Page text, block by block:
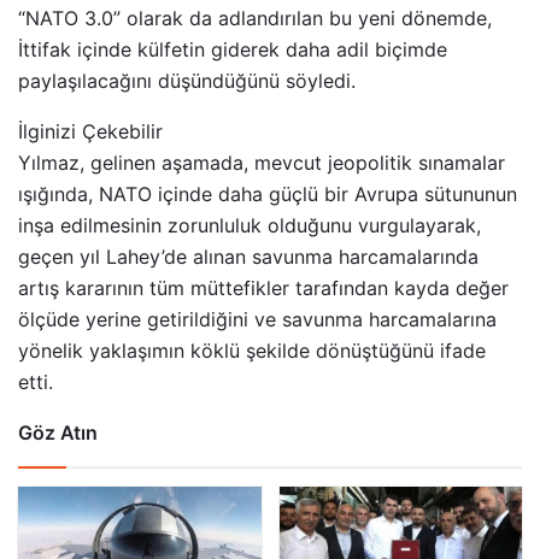
“NATO 3.0” olarak da adlandırılan bu yeni dönemde,
İttifak içinde külfetin giderek daha adil biçimde
paylaşılacağını düşündüğünü söyledi.
İlginizi Çekebilir
Yılmaz, gelinen aşamada, mevcut jeopolitik sınamalar
ışığında, NATO içinde daha güçlü bir Avrupa sütununun
inşa edilmesinin zorunluluk olduğunu vurgulayarak,
geçen yıl Lahey’de alınan savunma harcamalarında
artış kararının tüm müttefikler tarafından kayda değer
ölçüde yerine getirildiğini ve savunma harcamalarına
yönelik yaklaşımın köklü şekilde dönüştüğünü ifade
etti.
Göz Atın